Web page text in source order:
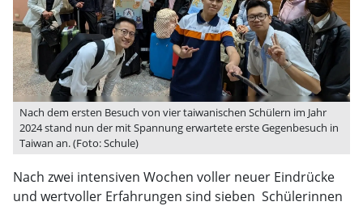
Nach dem ersten Besuch von vier taiwanischen Schülern im Jahr
2024 stand nun der mit Spannung erwartete erste Gegenbesuch in
Taiwan an. (Foto: Schule)
Nach zwei intensiven Wochen voller neuer Eindrücke
und wertvoller Erfahrungen sind sieben Schülerinnen